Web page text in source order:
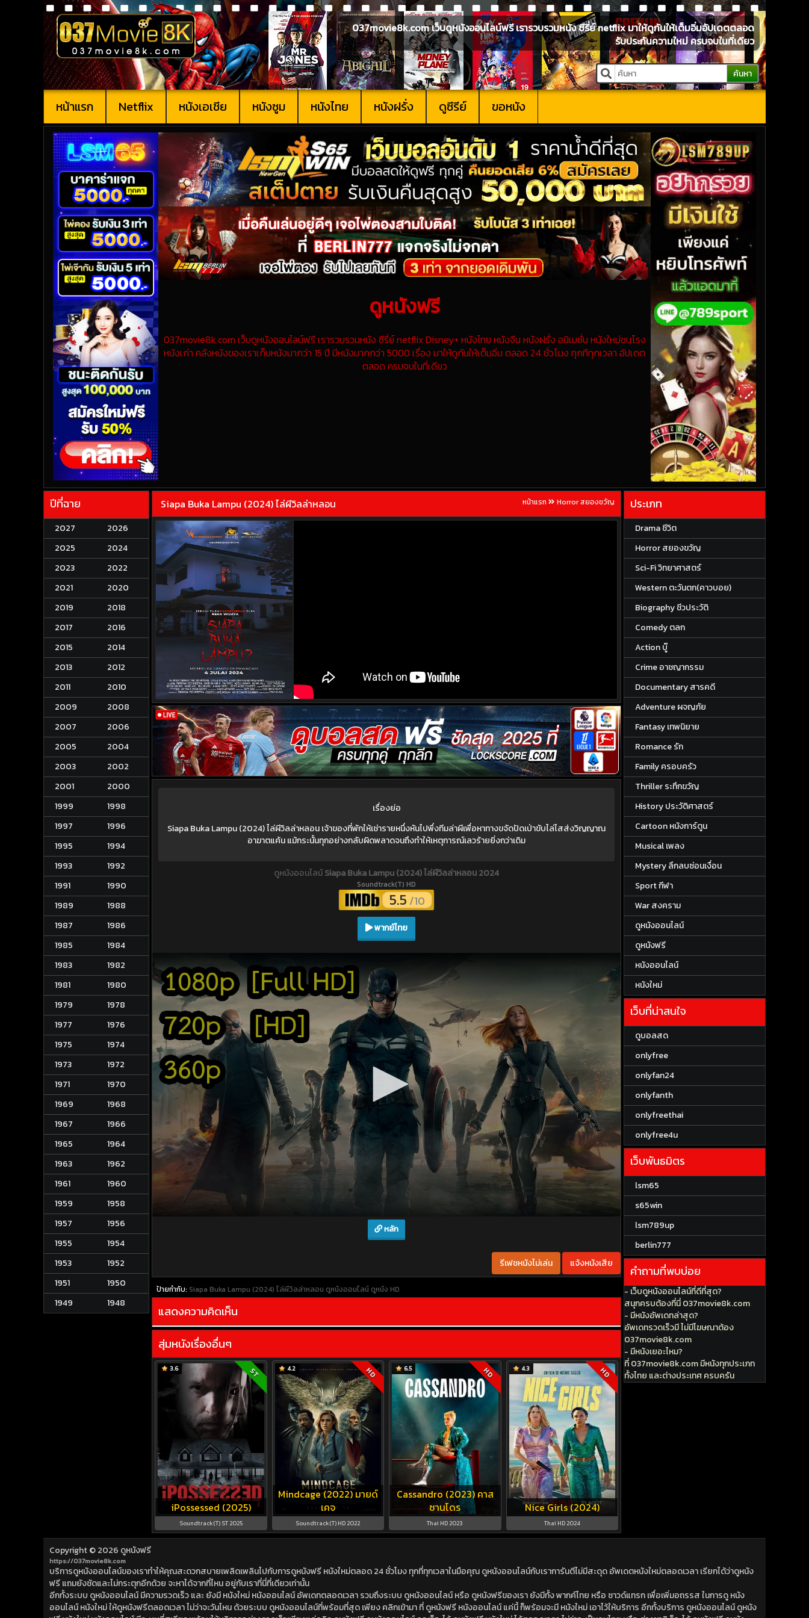
037movie8k.com เว็บดูหนังออนไลน์ฟรี เรารวบรวมหนัง ซีรี่ย์ netflix มาให้ดูกันให้เต็มอิ่มอัปเดตตลอด
รับประกันความใหม่ ครบจบในที่เดียว
ค้นหา
หน้าแรก Netflix หนังเอเชีย หนังซูม หนังไทย หนังฝรั่ง ดูซีรีย์ ขอหนัง
ดูหนังฟรี
037movie8k.com เว็บดูหนังออนไลน์ฟรี เรารวบรวมหนัง ซีรี่ย์ netflix Disney+ หนังไทย หนังจีน หนังฝรั่ง อนิเมชั่น หนังใหม่ชนโรง
หนังเก่า คลังหนังของเราเก็บหนังมากว่า 15 ปี มีหนังมากกว่า 5000 เรื่อง มาให้ดูกันให้เต็มอิ่ม ตลอด 24 ชั่วโมง ทุกทีทุกเวลา อัปเดต
ตลอด ครบจบในที่เดียว
ปีที่ฉาย
2027
2026
2025
2024
2023
2022
2021
2020
2019
2018
2017
2016
2015
2014
2013
2012
2011
2010
2009
2008
2007
2006
2005
2004
2003
2002
2001
2000
1999
1998
1997
1996
1995
1994
1993
1992
1991
1990
1989
1988
1987
1986
1985
1984
1983
1982
1981
1980
1979
1978
1977
1976
1975
1974
1973
1972
1971
1970
1969
1968
1967
1966
1965
1964
1963
1962
1961
1960
1959
1958
1957
1956
1955
1954
1953
1952
1951
1950
1949
1948
Siapa Buka Lampu (2024) ไล่ผีวิลล่าหลอน หน้าแรก Horror สยองขวัญ
เรื่องย่อ
Siapa Buka Lampu (2024) ไล่ผีวิลล่าหลอน เจ้าของที่พักให้เช่ารายหนึ่งหันไปพึ่งทีมล่าผีเพื่อหาทางขจัดปัดเป่าขับไล่ไสส่งวิญญาณ
อาฆาตแค้น แม้กระนั้นทุกอย่างกลับผิดพลาดจนถึงทำให้เหตุการณ์เลวร้ายยิ่งกว่าเดิม
ดูหนังออนไลน์Siapa Buka Lampu (2024) ไล่ผีวิลล่าหลอน 2024
Soundtrack(T) HD
5.5 /10
พากย์ไทย
หลัก
รีเฟชหนังไม่เล่น แจ้งหนังเสีย
ป้ายกำกับ: Siapa Buka Lampu (2024) ไล่ผีวิลล่าหลอน ดูหนังออนไลน์ ดูหนัง HD
แสดงความคิดเห็น
สุ่มหนังเรื่องอื่นๆ
iPossessed (2025)
3.6 ST
Soundtrack(T) ST 2025
Mindcage (2022) มายด์
เคจ
4.2 HD
Soundtrack(T) HD 2022
Cassandro (2023) คาส
ซานโดร
6.5 HD
Thai HD 2023
Nice Girls (2024)
4.3 HD
Thai HD 2024
ประเภท
Drama ชีวิต
Horror สยองขวัญ
Sci-Fi วิทยาศาสตร์
Western ตะวันตก(คาวบอย)
Biography ชีวประวัติ
Comedy ตลก
Action บู๊
Crime อาชญากรรม
Documentary สารคดี
Adventure ผจญภัย
Fantasy เทพนิยาย
Romance รัก
Family ครอบครัว
Thriller ระทึกขวัญ
History ประวัติศาสตร์
Cartoon หนังการ์ตูน
Musical เพลง
Mystery ลึกลบซ่อนเงื่อน
Sport กีฬา
War สงคราม
ดูหนังออนไลน์
ดูหนังฟรี
หนังออนไลน์
หนังใหม่
เว็บที่น่าสนใจ
ดูบอลสด
onlyfree
onlyfan24
onlyfanth
onlyfreethai
onlyfree4u
เว็บพันธมิตร
lsm65
s65win
lsm789up
berlin777
คำถามที่พบบ่อย
- เว็บดูหนังออนไลน์ที่ดีที่สุด?
สนุกครบต้องที่นี่ 037movie8k.com
- มีหนังอัพเดทล่าสุด?
อัพเดทรวดเร็วมี ไม่มีโฆษณาต้อง
037movie8k.com
- มีหนังเยอะไหม?
ที่ 037movie8k.com มีหนังทุกประเภท
ทั้งไทย และต่างประเทศ ครบครัน
Copyright © 2026 ดูหนังฟรี
https://037movie8k.com
บริการดูหนังออนไลน์ของเราทำให้คุณสะดวกสบายเพลิดเพลินไปกับการดูหนังฟรี หนังใหม่ตลอด 24 ชั่วโมง ทุกที่ทุกเวลาในมือคุณ ดูหนังออนไลน์กับเราการันตีไม่มีสะดุด อัพเดตหนังใหม่ตลอดเวลา เรียกได้ว่าดูหนัง
ฟรี แถมยังชัดและไม่กระตุกอีกด้วย จะหาได้จากที่ไหน อยู่กับเราที่นี่ที่เดียวเท่านั้น
อีกทั้งระบบ ดูหนังออนไลน์ มีความรวดเร็ว และ ยังมี หนังใหม่ หนังออนไลน์ อัพเดทตลอดเวลา รวมถึงระบบ ดูหนังออนไลน์ หรือ ดูหนังฟรีของเรา ยังมีทั้ง พากค์ไทย หรือ ซาวด์แทรก เพื่อเพิ่มอถรรส ในการดู หนัง
ออนไลน์ หนังใหม่ ให้ดูหนังฟรีตลอดเวลา ไม่ว่าจะวันไหน ด้วยระบบ ดูหนังออนไลน์ที่พร้อมที่สุด เพียง คลิกเข้ามา ที่ ดูหนังฟรี หนังออนไลน์ แค่นี้ ก็พร้อมจะมี หนังใหม่ เอาไว้ให้บริการ อีกทั้งบริการ ดูหนังออนไลน์ ดูหนัง